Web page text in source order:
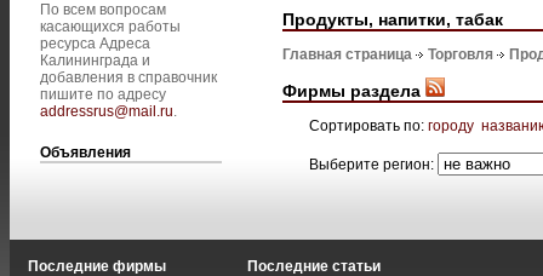
По всем вопросам
касающихся работы
ресурса Адреса
Калининграда и
добавления в справочник
пишите по адресу
addressrus@mail.ru.
Объявления
Продукты, напитки, табак
Главная страница Торговля
Фирмы раздела
Сортировать по: городу
Выберите регион:
Последние фирмы Последние статьи